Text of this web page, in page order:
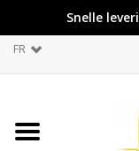
Snelle
FR